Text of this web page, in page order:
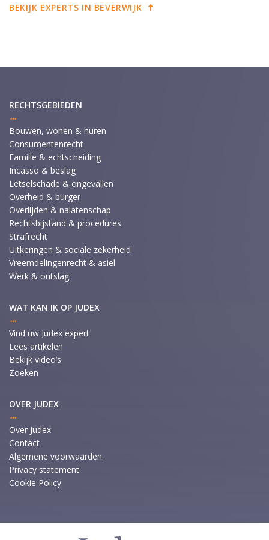
BEKIJK EXPERTS IN BEVERWIJK
RECHTSGEBIEDEN
Bouwen, wonen & huren
Consumentenrecht
Familie & echtscheiding
Incasso & beslag
Letselschade & ongevallen
Overheid & burger
Overlijden & nalatenschap
Rechtsbijstand & procedures
Strafrecht
Uitkeringen & sociale zekerheid
Vreemdelingenrecht & asiel
Werk & ontslag
WAT KAN IK OP JUDEX
Vind uw Judex expert
Lees artikelen
Bekijk video’s
Zoeken
OVER JUDEX
Over Judex
Contact
Algemene voorwaarden
Privacy statement
Cookie Policy